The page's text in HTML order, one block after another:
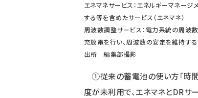
エネマネサービス：エネルギーマネー
する等を含めたサービス（エネマネ）
周波数調整サービス：電力系統の周波
充放電を行い、周波数の安定を維持す
出所 編集部撮影
①従来の蓄電池の使い方「時
度が未利用で、エネマネとDRサ